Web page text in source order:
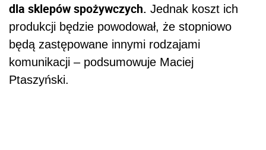
dla sklepów spożywczych. Jednak koszt ich
produkcji będzie powodował, że stopniowo
będą zastępowane innymi rodzajami
komunikacji – podsumowuje Maciej
Ptaszyński.